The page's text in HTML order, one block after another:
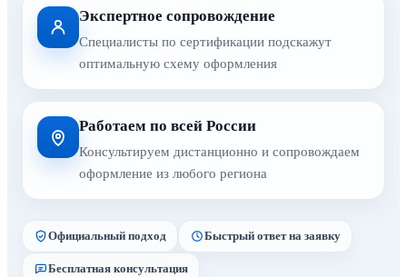
Экспертное сопровождение
Специалисты по сертификации подскажут
оптимальную схему оформления
Работаем по всей России
Консультируем дистанционно и сопровождаем
оформление из любого региона
Официальный подход Быстрый ответ на заявку
Бесплатная консультация